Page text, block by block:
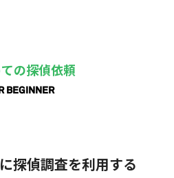
の探偵依頼
BEGINNER
探偵調査を利用する